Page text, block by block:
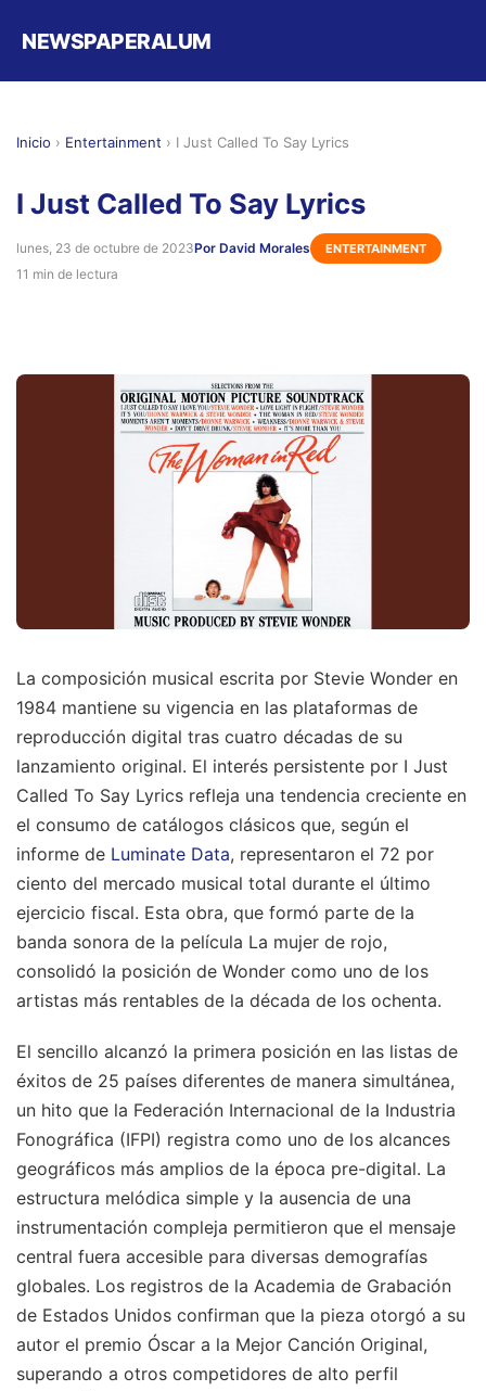
NEWSPAPERALUM
Inicio › Entertainment › I Just Called To Say Lyrics
I Just Called To Say Lyrics
lunes, 23 de octubre de 2023Por David Morales ENTERTAINMENT
11 min de lectura
La composición musical escrita por Stevie Wonder en
1984 mantiene su vigencia en las plataformas de
reproducción digital tras cuatro décadas de su
lanzamiento original. El interés persistente por I Just
Called To Say Lyrics refleja una tendencia creciente en
el consumo de catálogos clásicos que, según el
informe de Luminate Data, representaron el 72 por
ciento del mercado musical total durante el último
ejercicio fiscal. Esta obra, que formó parte de la
banda sonora de la película La mujer de rojo,
consolidó la posición de Wonder como uno de los
artistas más rentables de la década de los ochenta.
El sencillo alcanzó la primera posición en las listas de
éxitos de 25 países diferentes de manera simultánea,
un hito que la Federación Internacional de la Industria
Fonográfica (IFPI) registra como uno de los alcances
geográficos más amplios de la época pre-digital. La
estructura melódica simple y la ausencia de una
instrumentación compleja permitieron que el mensaje
central fuera accesible para diversas demografías
globales. Los registros de la Academia de Grabación
de Estados Unidos confirman que la pieza otorgó a su
autor el premio Óscar a la Mejor Canción Original,
superando a otros competidores de alto perfil